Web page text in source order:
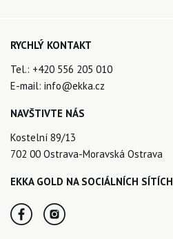
RYCHLÝ KONTAKT
Tel.: +420 556 205 010
E-mail: info@ekka.cz
NAVŠTIVTE NÁS
Kostelní 89/13
702 00 Ostrava-Moravská Ostrava
EKKA GOLD NA SOCIÁLNÍCH SÍTÍCH